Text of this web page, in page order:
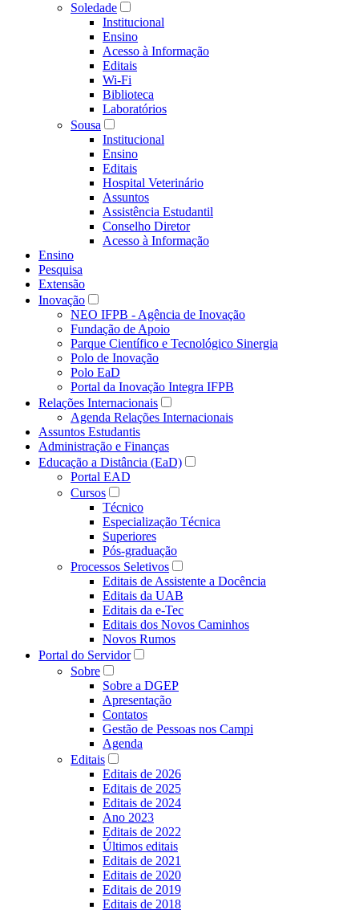
Soledade
Institucional
Ensino
Acesso à Informação
Editais
Wi-Fi
Biblioteca
Laboratórios
Sousa
Institucional
Ensino
Editais
Hospital Veterinário
Assuntos
Assistência Estudantil
Conselho Diretor
Acesso à Informação
Ensino
Pesquisa
Extensão
Inovação
NEO IFPB - Agência de Inovação
Fundação de Apoio
Parque Científico e Tecnológico Sinergia
Polo de Inovação
Polo EaD
Portal da Inovação Integra IFPB
Relações Internacionais
Agenda Relações Internacionais
Assuntos Estudantis
Administração e Finanças
Educação a Distância (EaD)
Portal EAD
Cursos
Técnico
Especialização Técnica
Superiores
Pós-graduação
Processos Seletivos
Editais de Assistente a Docência
Editais da UAB
Editais da e-Tec
Editais dos Novos Caminhos
Novos Rumos
Portal do Servidor
Sobre
Sobre a DGEP
Apresentação
Contatos
Gestão de Pessoas nos Campi
Agenda
Editais
Editais de 2026
Editais de 2025
Editais de 2024
Ano 2023
Editais de 2022
Últimos editais
Editais de 2021
Editais de 2020
Editais de 2019
Editais de 2018